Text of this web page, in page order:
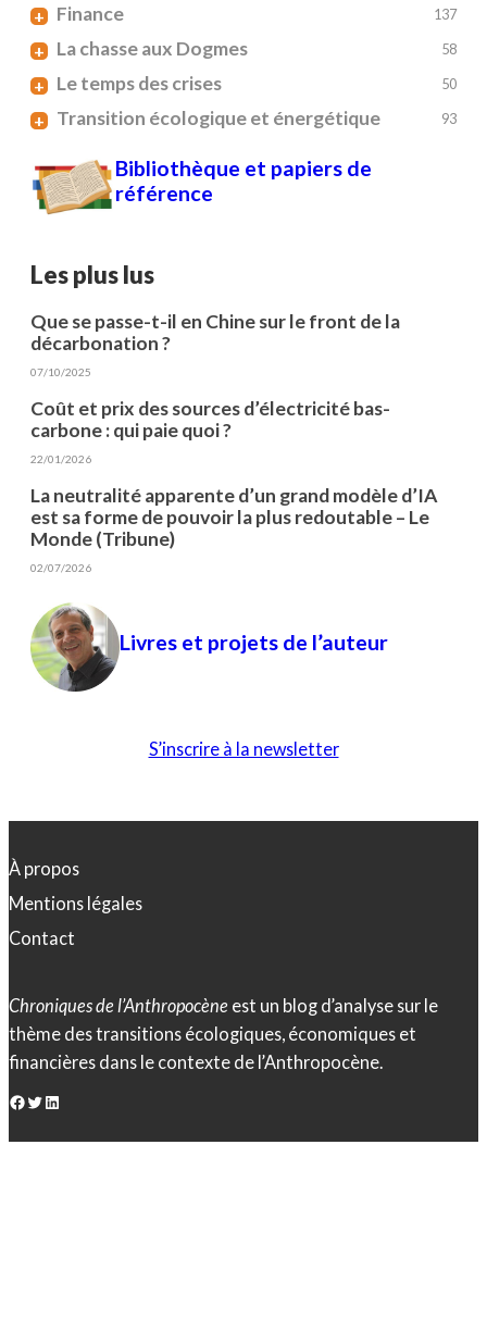
+ Finance 137
+ La chasse aux Dogmes 58
+ Le temps des crises 50
+ Transition écologique et énergétique 93
Bibliothèque et papiers de
référence
Les plus lus
Que se passe-t-il en Chine sur le front de la
décarbonation ?
07/10/2025
Coût et prix des sources d’électricité bas-
carbone : qui paie quoi ?
22/01/2026
La neutralité apparente d’un grand modèle d’IA
est sa forme de pouvoir la plus redoutable – Le
Monde (Tribune)
02/07/2026
Livres et projets de l’auteur
S’inscrire à la newsletter
À propos
Mentions légales
Contact
Chroniques de l’Anthropocène est un blog d’analyse sur le
thème des transitions écologiques, économiques et
financières dans le contexte de l’Anthropocène.
Facebook Twitter LinkedIn